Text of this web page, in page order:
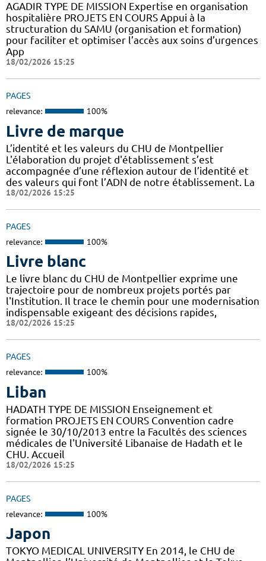
AGADIR TYPE DE MISSION Expertise en organisation
hospitalière PROJETS EN COURS Appui à la
structuration du SAMU (organisation et formation)
pour faciliter et optimiser l’accès aux soins d’urgences
App
18/02/2026 15:25
PAGES
relevance: 100%
Livre de marque
L’identité et les valeurs du CHU de Montpellier
L'élaboration du projet d'établissement s’est
accompagnée d’une réflexion autour de l’identité et
des valeurs qui font l’ADN de notre établissement. La
18/02/2026 15:25
PAGES
relevance: 100%
Livre blanc
Le livre blanc du CHU de Montpellier exprime une
trajectoire pour de nombreux projets portés par
l'Institution. Il trace le chemin pour une modernisation
indispensable exigeant des décisions rapides,
18/02/2026 15:25
PAGES
relevance: 100%
Liban
HADATH TYPE DE MISSION Enseignement et
formation PROJETS EN COURS Convention cadre
signée le 30/10/2013 entre la Facultés des sciences
médicales de l'Université Libanaise de Hadath et le
CHU. Accueil
18/02/2026 15:25
PAGES
relevance: 100%
Japon
TOKYO MEDICAL UNIVERSITY En 2014, le CHU de